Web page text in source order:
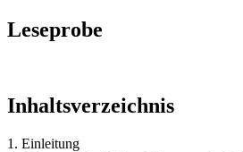
Leseprobe
Inhaltsverzeichnis
1. Einleitung